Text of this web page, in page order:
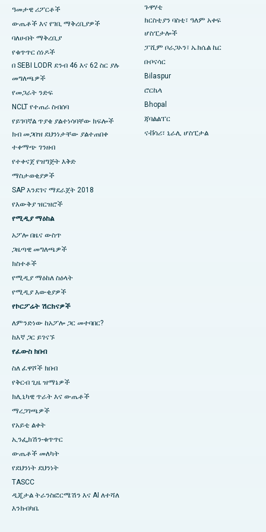
በሴክተር-19 ፣ ሩርኬላ ውስጥ ያለው ምርጥ ሆስፒታል
በስዋርጌት፣ ፑን ውስጥ ምርጥ ሆስፒታል
በደቡብ ዴልሂ ውስጥ ምርጥ የሴቶች የካንሰር ሆስፒታል
ዓመታዊ ሪፖርቶች
ውጤቶች እና የገቢ ማቅረቢያዎች
ባለሀብት ማቅረቢያ
የቁጥጥር ሰነዶች
በ SEBI LODR ደንብ 46 እና 62 ስር ያሉ
መግለጫዎች
የመጋራት ንድፍ
NCLT የተጠራ ስብሰባ
የይገባኛል ጥያቄ ያልተነሳባቸው ክፍሎች
ክብ መጋበዝ ደህንነታቸው ያልተጠበቀ
ተቀማጭ ገንዘብ
የተቀናጀ የዝግጅት እቅድ
ማስታወቂያዎች
SAP እንደገና ማደራጀት 2018
የእውቅያ ዝርዝሮች
የሚዲያ ማዕከል
አፖሎ በዜና ውስጥ
ጋዜጣዊ መግለጫዎች
ክስተቶች
የሚዲያ ማዕከለ ስዕላት
የሚዲያ እውቂያዎች
የኮርፖሬት ሽርክናዎች
ለምንድነው ከአፖሎ ጋር መተባበር?
ከእኛ ጋር ይገናኙ
የፈውስ ክበብ
ስለ ፈዋሾች ክበብ
የቅርብ ጊዜ ዝማኔዎች
ክሊኒካዊ ጥራት እና ውጤቶች
ማረጋገጫዎች
የአይቲ ልቀት
ኢንፌክሽን-ቁጥጥር
ውጤቶች መለካት
የደህንነት ደህንነት
TASCC
ዲጂታል ትራንስፎርሜሽን እና AI ለተሻለ
እንክብካቤ
ጉዋሃቲ
ክርስቲያን ባስቲ፣ ዓለም አቀፍ
ሆስፒታሎች
ፓሺም ቦራጋኦን፣ ኤክሴል ኬር
ቡቦናሳር
Bilaspur
ሮርኬላ
Bhopal
ጃባልልፐር
ናቭሳሪ፣ ኒራሊ ሆስፒታል